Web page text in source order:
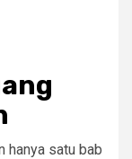
hanya satu bab